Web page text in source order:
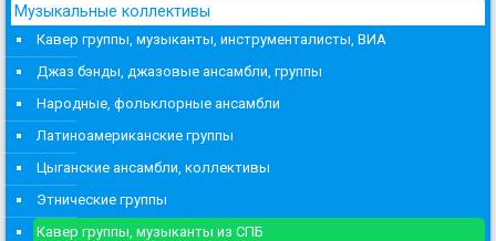
Музыкальные коллективы
Кавер группы, музыканты, инструменталисты, ВИА
Джаз бэнды, джазовые ансамбли, группы
Народные, фольклорные ансамбли
Латиноамериканские группы
Цыганские ансамбли, коллективы
Этнические группы
Кавер группы, музыканты из СПБ